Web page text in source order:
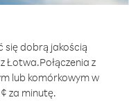
się dobrą jakością
Łotwa.Połączenia z
lub komórkowym w
za minutę.